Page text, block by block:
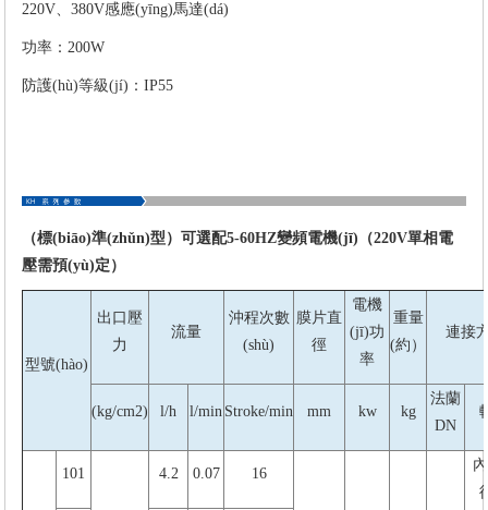
220V、380V感應(yīng)馬達(dá)
功率：200W
防護(hù)等級(jí)：IP55
（標(biāo)準(zhǔn)型）可選配5-60HZ變頻電機(jī)（220V單相電
壓需預(yù)定）
型號(hào)
出口壓
力
流量
沖程次數
(shù)
膜片直
徑
電機
(jī)功
率
重量
(約）
連接
(kg/cm2) l/h l/min Stroke/min mm kw kg
法蘭
DN
101 4.2 0.07 16